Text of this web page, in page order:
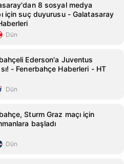
8 sosyal medya
için suç duyurusu - Galatasaray
Dün
Ederson'a Juventus
- Fenerbahçe Haberleri - HT
Dün
Sturm Graz maçı için
başladı
Dün